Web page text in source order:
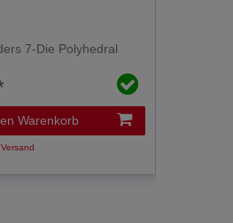
7-Die Polyhedral
Warenkorb
Versand